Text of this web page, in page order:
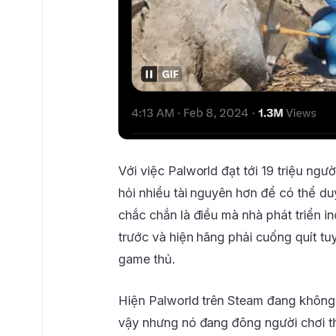
Với việc Palworld đạt tới 19 triệu
hỏi nhiều tài nguyên hơn để có thể
chắc chắn là điều mà nhà phát triển
trước và hiện hãng phải cuống quít
game thủ.
Hiện Palworld trên Steam đang
vậy nhưng nó đang đông người chơi